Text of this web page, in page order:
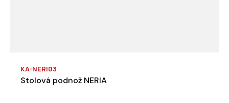
KA-NERI03
Stolová podnož NERIA